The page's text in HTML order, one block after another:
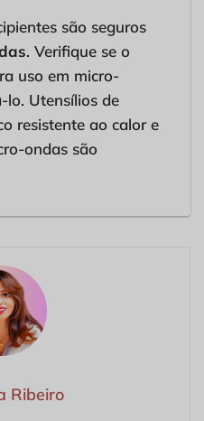
são seguros
. Verifique se o
uso em micro-
lo. Utensílios de
resistente ao calor e
ondas são
Ribeiro